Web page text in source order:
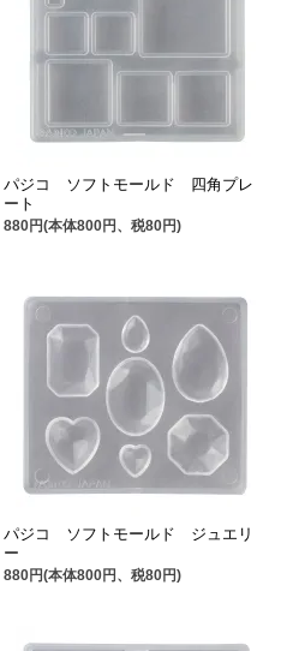
パジコ ソフトモールド 四角プレ
ート
880円(本体800円、税80円)
パジコ ソフトモールド ジュエリ
ー
880円(本体800円、税80円)